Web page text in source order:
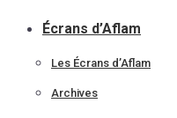
Écrans d’Aflam
Les Écrans d’Aflam
Archives